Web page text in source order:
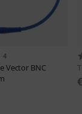
4
Vector BNC